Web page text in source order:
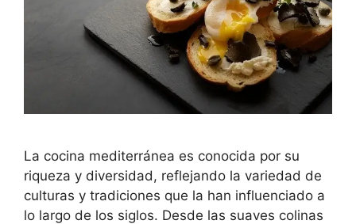
La cocina mediterránea es conocida por su
riqueza y diversidad, reflejando la variedad de
culturas y tradiciones que la han influenciado a
lo largo de los siglos. Desde las suaves colinas